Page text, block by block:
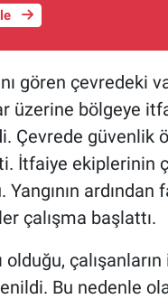
gören çevredeki
üzerine bölgeye
Çevrede güvenlik
İtfaiye ekiplerinin
çalışma başlattı.
Bu nedenle